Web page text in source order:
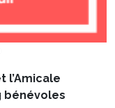
l’Amicale
bénévoles